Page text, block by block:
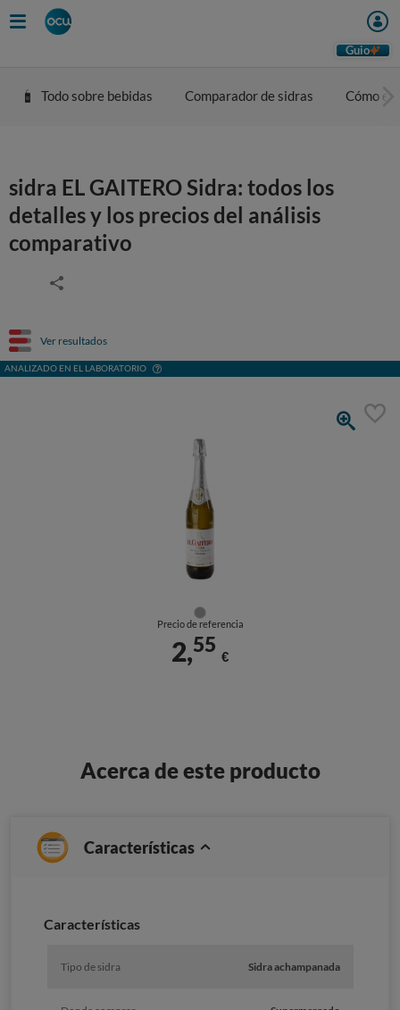
Guio
Todo sobre bebidas Comparador de sidras Cómo
sidra EL GAITERO Sidra: todos los
detalles y los precios del análisis
comparativo
Ver resultados
ANALIZADO EN EL LABORATORIO
Precio de referencia
2,55
€
Acerca de este producto
Características
Caracterí­sticas
Tipo de sidra Sidra achampanada